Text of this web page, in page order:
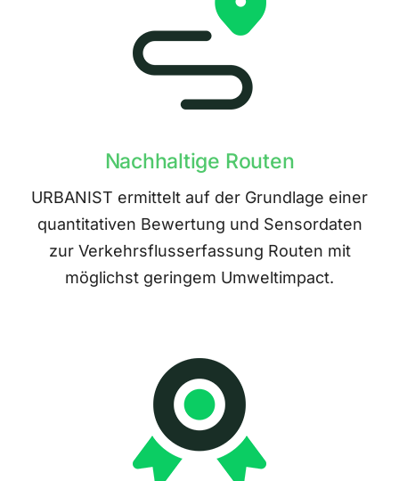
Nachhaltige Routen
URBANIST ermittelt auf der Grundlage einer
quantitativen Bewertung und Sensordaten
zur Verkehrsflusserfassung Routen mit
möglichst geringem Umweltimpact.